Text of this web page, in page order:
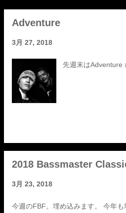
Adventure
3月 27, 2018
先週末はAdventure
2018 Bassmaster
3月 23, 2018
今週のFBF。埋め込みます。 今年